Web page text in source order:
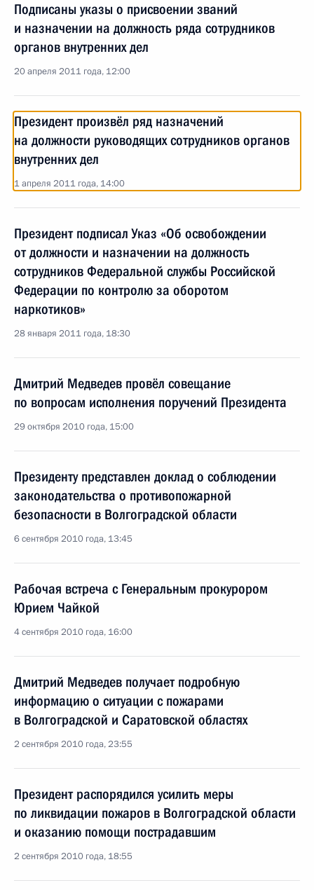
Подписаны указы о присвоении званий
и назначении на должность ряда сотрудников
органов внутренних дел
20 апреля 2011 года, 12:00
Президент произвёл ряд назначений
на должности руководящих сотрудников органов
внутренних дел
1 апреля 2011 года, 14:00
Президент подписал Указ «Об освобождении
от должности и назначении на должность
сотрудников Федеральной службы Российской
Федерации по контролю за оборотом
наркотиков»
28 января 2011 года, 18:30
Дмитрий Медведев провёл совещание
по вопросам исполнения поручений Президента
29 октября 2010 года, 15:00
Президенту представлен доклад о соблюдении
законодательства о противопожарной
безопасности в Волгоградской области
6 сентября 2010 года, 13:45
Рабочая встреча с Генеральным прокурором
Юрием Чайкой
4 сентября 2010 года, 16:00
Дмитрий Медведев получает подробную
информацию о ситуации с пожарами
в Волгоградской и Саратовской областях
2 сентября 2010 года, 23:55
Президент распорядился усилить меры
по ликвидации пожаров в Волгоградской области
и оказанию помощи пострадавшим
2 сентября 2010 года, 18:55